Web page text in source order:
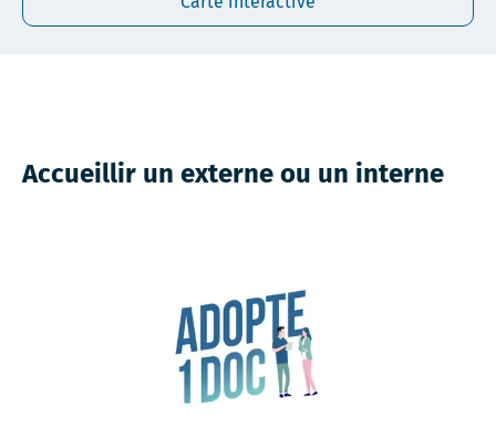
Accueillir un externe ou un interne